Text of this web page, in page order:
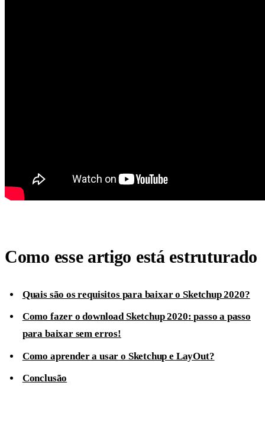
Como esse artigo está estruturado
Quais são os requisitos para baixar o Sketchup 2020?
Como fazer o download Sketchup 2020: passo a passo
para baixar sem erros!
Como aprender a usar o Sketchup e LayOut?
Conclusão